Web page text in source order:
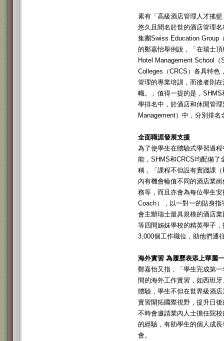
素有「高級酒店管理人才搖
悠久且聞名於世的酒店管理
集團Swiss Education Group
的鄭嘉怡舉例說，「在瑞士
Hotel Management School
Colleges（CRCS）各具特色
管理的專業培訓，而後者則
幟。」值得一提的是，
學排名中，於酒店和休閒管
Management）中，分別排名
全面職涯發展支援
為了使學生在體驗式學習過
能，SHMS和CRCS均配備了
稱，「課程不但設有實踐課
內有機會輪值不同的酒店業
務等，而且亦會為每位學生
Coach），以一對一的貼身
會主辦瑞士最具規模的酒店
等四間姊妹學校的精英學子
3,000個工作職位，助他們通
海外實習 為履歷表添上華麗
鄭嘉怡又指，「學生完成第
間的海外工作實習，如西班
體驗，學生不但在世界級酒
實習開拓國際視野，提升日
不時會邀請業內人士擔任院
的經驗，有助學生的個人成
會。